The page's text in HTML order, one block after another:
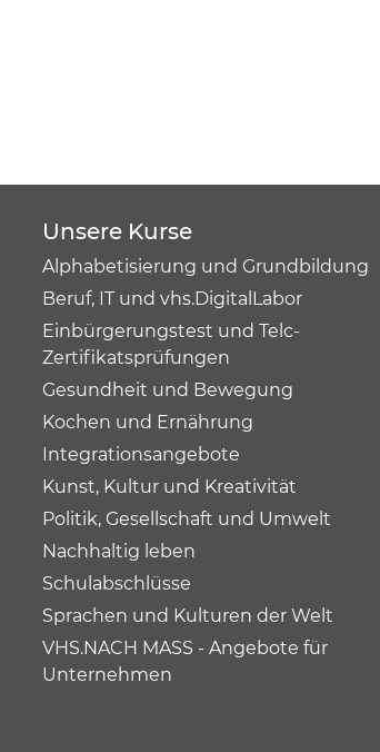
Unsere Kurse
Alphabetisierung und Grundbildung
Beruf, IT und vhs.DigitalLabor
Einbürgerungstest und Telc-
Zertifikatsprüfungen
Gesundheit und Bewegung
Kochen und Ernährung
Integrationsangebote
Kunst, Kultur und Kreativität
Politik, Gesellschaft und Umwelt
Nachhaltig leben
Schulabschlüsse
Sprachen und Kulturen der Welt
VHS.NACH MASS - Angebote für
Unternehmen